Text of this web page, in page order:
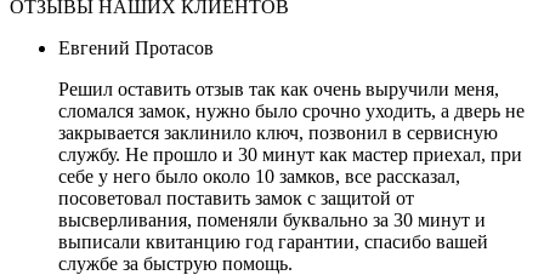
ОТЗЫВЫ НАШИХ КЛИЕНТОВ
Евгений Протасов
Решил оставить отзыв так как очень выручили меня,
сломался замок, нужно было срочно уходить, а дверь не
закрывается заклинило ключ, позвонил в сервисную
службу. Не прошло и 30 минут как мастер приехал, при
себе у него было около 10 замков, все рассказал,
посоветовал поставить замок с защитой от
высверливания, поменяли буквально за 30 минут и
выписали квитанцию год гарантии, спасибо вашей
службе за быструю помощь.